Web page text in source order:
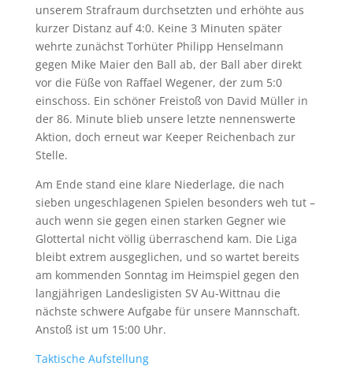
unserem Strafraum durchsetzten und erhöhte aus
kurzer Distanz auf 4:0. Keine 3 Minuten später
wehrte zunächst Torhüter Philipp Henselmann
gegen Mike Maier den Ball ab, der Ball aber direkt
vor die Füße von Raffael Wegener, der zum 5:0
einschoss. Ein schöner Freistoß von David Müller in
der 86. Minute blieb unsere letzte nennenswerte
Aktion, doch erneut war Keeper Reichenbach zur
Stelle.
Am Ende stand eine klare Niederlage, die nach
sieben ungeschlagenen Spielen besonders weh tut –
auch wenn sie gegen einen starken Gegner wie
Glottertal nicht völlig überraschend kam. Die Liga
bleibt extrem ausgeglichen, und so wartet bereits
am kommenden Sonntag im Heimspiel gegen den
langjährigen Landesligisten SV Au-Wittnau die
nächste schwere Aufgabe für unsere Mannschaft.
Anstoß ist um 15:00 Uhr.
Taktische Aufstellung